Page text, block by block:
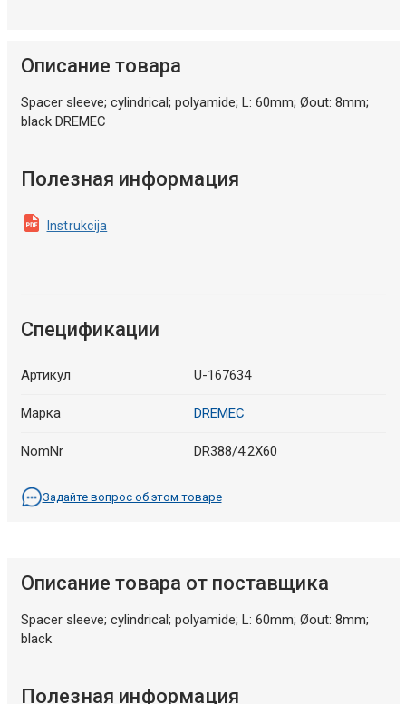
Описание товара
Spacer sleeve; cylindrical; polyamide; L: 60mm; Øout: 8mm;
black DREMEC
Полезная информация
Instrukcija
Спецификации
Артикул U-167634
Марка DREMEC
NomNr DR388/4.2X60
Задайте вопрос об этом товаре
Описание товара от поставщика
Spacer sleeve; cylindrical; polyamide; L: 60mm; Øout: 8mm;
black
Полезная информация